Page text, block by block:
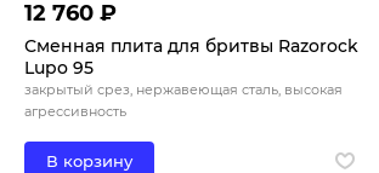
12 760 ₽
Сменная плита для бритвы Razorock
Lupo 95
закрытый срез, нержавеющая сталь, высокая
агрессивность
В корзину